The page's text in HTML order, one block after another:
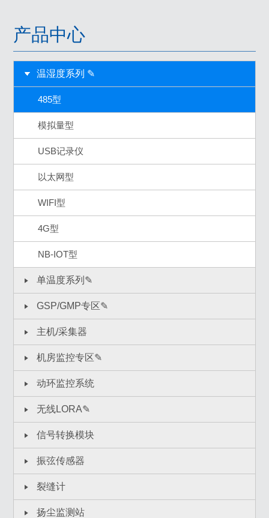
产品中心
温湿度系列 ✎
485型
模拟量型
USB记录仪
以太网型
WIFI型
4G型
NB-IOT型
单温度系列✎
GSP/GMP专区✎
主机/采集器
机房监控专区✎
动环监控系统
无线LORA✎
信号转换模块
振弦传感器
裂缝计
扬尘监测站